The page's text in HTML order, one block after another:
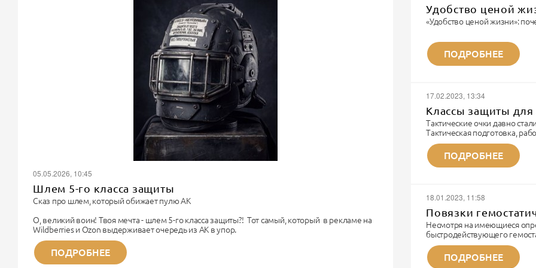
05.05.2026, 10:45
Шлем 5-го класса защиты
Сказ про шлем, который обижает пулю АК
О, великий воин! Твоя мечта - шлем 5-го класса защиты?! Тот самый, который в рекламе на
Wildberries и Ozon выдерживает очередь из АК в упор.
Поздравляю. Ты хочешь купить чугунный унитаз, чтобы надеть его на голову.
Немного физики для прояснения сознания.
Дорогой Рембо, 5-й класс бронезащиты (по старому ГОСТу) - это примерно 6–8 мм стали или
ПОДРОБНЕЕ
Удобство ценой
«Удобство ценой жизни»:
Записки военного
«Я видел многое. Но каждый
не забывается. Потому что
ПОДРОБНЕЕ
17.02.2023, 13:34
Классы защиты для
Тактические очки давно
Тактическая подготовка,
технике и непосредственно
тактические очки.
ЗАЩИТА - основное
- крепкие душки/оправа
- покрытие...
ПОДРОБНЕЕ
18.01.2023, 11:58
Повязки
Несмотря на имеющиеся
быстродействующего
неотложных ситуациях
гемостатические средства
поколение
ПОДРОБНЕЕ